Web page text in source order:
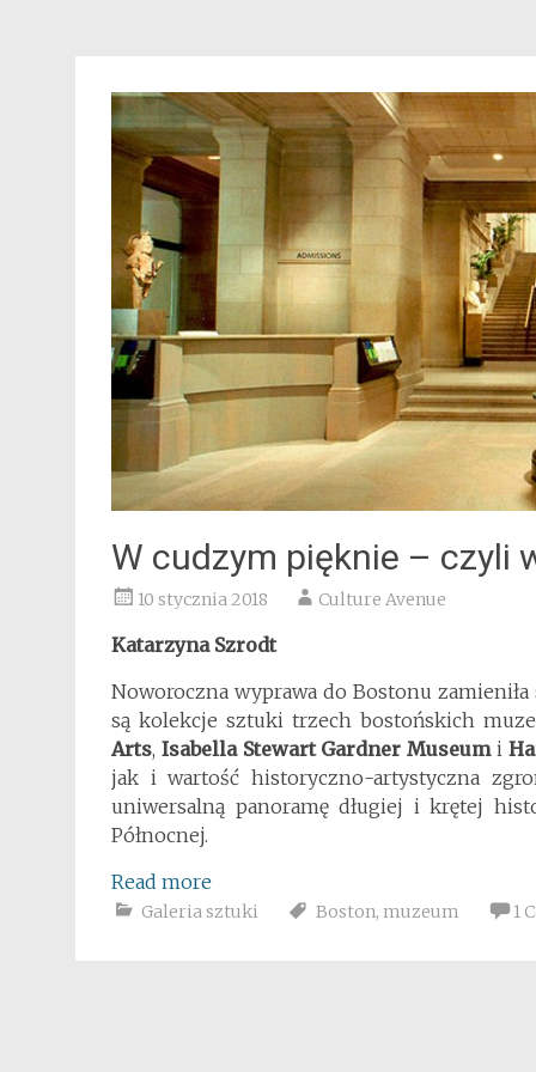
W cudzym pięknie – czyli
10 stycznia 2018 Culture Avenue
Katarzyna Szrodt
Noworoczna wyprawa do Bostonu
są kolekcje sztuki trzech bostońskich
Arts, Isabella Stewart Gardner Museumi
jak i wartość historyczno-artystyczna
uniwersalną panoramę długiej i krętej
Północnej.
Read more
Galeria sztuki Boston, muzeum 1